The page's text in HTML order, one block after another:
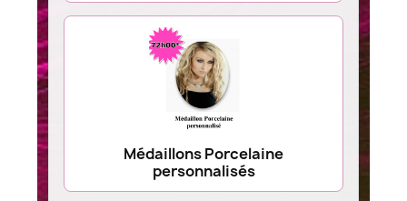
Médaillons Porcelaine
personnalisés